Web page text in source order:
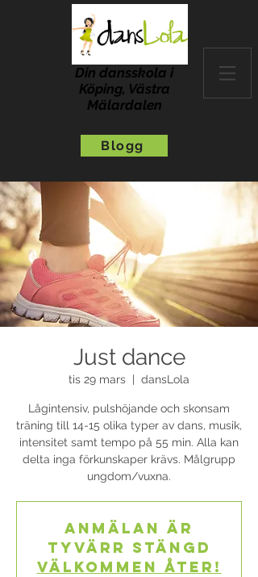
Din dansskola i
Köping, Västra
Mälardalen
Blogg
Just dance
tis 29 mars dansLola
Lågintensiv, pulshöjande och skonsam
träning till 14-15 olika typer av dans, musik,
intensitet samt tempo på 55 min. Alla kan
delta inga förkunskaper krävs. Målgrupp
ungdom/vuxna.
Anmälan är
tyvärr stängd
Välkommen åter!